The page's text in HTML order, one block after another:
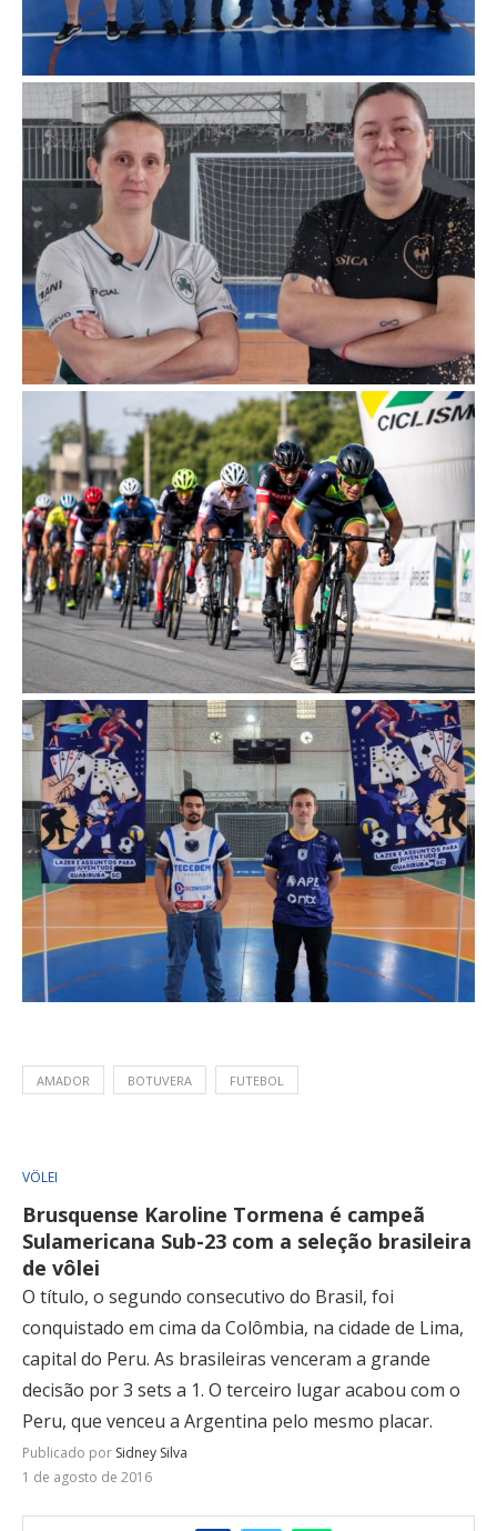
AMADOR BOTUVERA FUTEBOL
VÔLEI
Brusquense Karoline Tormena é campeã
Sulamericana Sub-23 com a seleção brasileira
de vôlei
O título, o segundo consecutivo do Brasil, foi
conquistado em cima da Colômbia, na cidade de Lima,
capital do Peru. As brasileiras venceram a grande
decisão por 3 sets a 1. O terceiro lugar acabou com o
Peru, que venceu a Argentina pelo mesmo placar.
Publicado por Sidney Silva
1 de agosto de 2016